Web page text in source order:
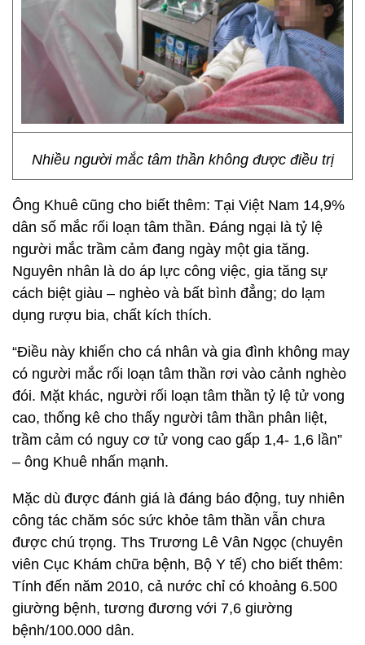
Nhiều người mắc tâm thần không được điều trị
Ông Khuê cũng cho biết thêm: Tại Việt Nam 14,9%
dân số mắc rối loạn tâm thần. Đáng ngại là tỷ lệ
người mắc trầm cảm đang ngày một gia tăng.
Nguyên nhân là do áp lực công việc, gia tăng sự
cách biệt giàu – nghèo và bất bình đẳng; do lạm
dụng rượu bia, chất kích thích.
“Điều này khiến cho cá nhân và gia đình không may
có người mắc rối loạn tâm thần rơi vào cảnh nghèo
đói. Mặt khác, người rối loạn tâm thần tỷ lệ tử vong
cao, thống kê cho thấy người tâm thần phân liệt,
trầm cảm có nguy cơ tử vong cao gấp 1,4- 1,6 lần”
– ông Khuê nhấn mạnh.
Mặc dù được đánh giá là đáng báo động, tuy nhiên
công tác chăm sóc sức khỏe tâm thần vẫn chưa
được chú trọng. Ths Trương Lê Vân Ngọc (chuyên
viên Cục Khám chữa bệnh, Bộ Y tế) cho biết thêm:
Tính đến năm 2010, cả nước chỉ có khoảng 6.500
giường bệnh, tương đương với 7,6 giường
bệnh/100.000 dân.